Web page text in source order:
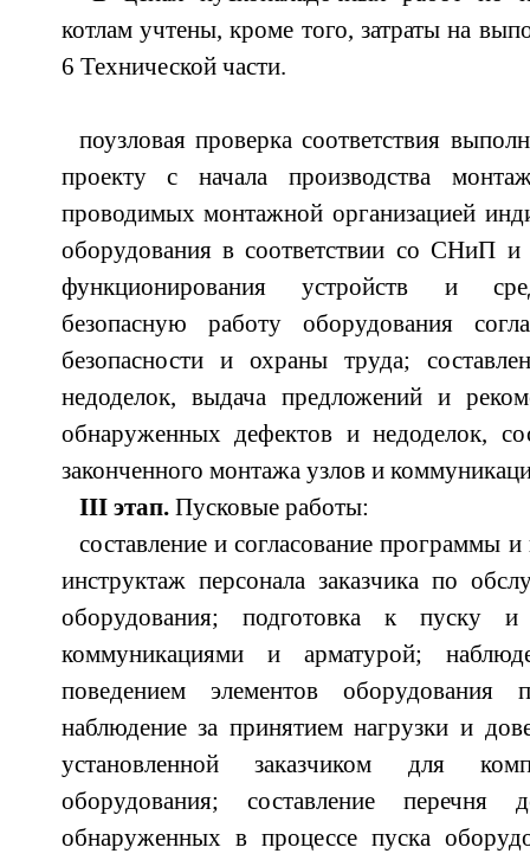
котлам учтены, кроме того, затраты на
6 Технической части.
поузловая проверка соответствия
проекту с начала производства
проводимых монтажной организацией
оборудования в соответствии со СНиП и
функционирования устройств и
безопасную работу оборудования
безопасности и охраны труда;
недоделок, выдача предложений и
обнаруженных дефектов и недоделок,
законченного монтажа узлов и
III этап.Пусковые работы:
составление и согласование программы
инструктаж персонала заказчика по
оборудования; подготовка к пуску
коммуникациями и арматурой;
поведением элементов оборудования
наблюдение за принятием нагрузки и
установленной заказчиком для
оборудования; составление перечня
обнаруженных в процессе пуска